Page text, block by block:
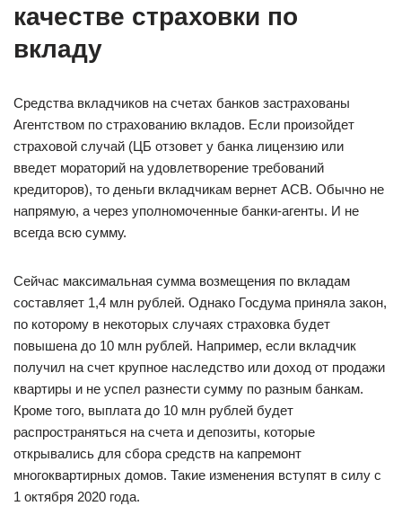
качестве страховки по
вкладу
Средства вкладчиков на счетах банков застрахованы
Агентством по страхованию вкладов. Если произойдет
страховой случай (ЦБ отзовет у банка лицензию или
введет мораторий на удовлетворение требований
кредиторов), то деньги вкладчикам вернет АСВ. Обычно не
напрямую, а через уполномоченные банки-агенты. И не
всегда всю сумму.
Сейчас максимальная сумма возмещения по вкладам
составляет 1,4 млн рублей. Однако Госдума приняла закон,
по которому в некоторых случаях страховка будет
повышена до 10 млн рублей. Например, если вкладчик
получил на счет крупное наследство или доход от продажи
квартиры и не успел разнести сумму по разным банкам.
Кроме того, выплата до 10 млн рублей будет
распространяться на счета и депозиты, которые
открывались для сбора средств на капремонт
многоквартирных домов. Такие изменения вступят в силу с
1 октября 2020 года.